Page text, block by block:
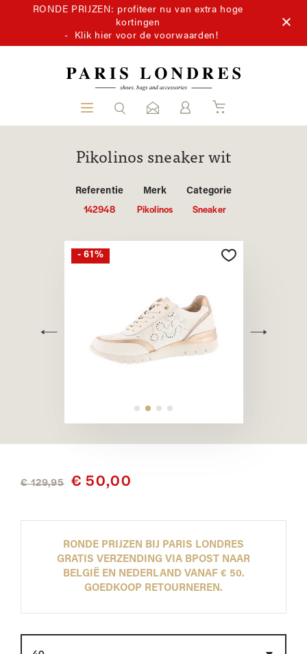
RONDE PRIJZEN: profiteer nu van extra hoge
kortingen
- Klik hier voor de voorwaarden!
Pikolinos sneaker wit
Referentie
142948
Merk
Pikolinos
Categorie
Sneaker
- 61%
€ 129,95 € 50,00
RONDE PRIJZEN BIJ PARIS LONDRES
GRATIS VERZENDING VIA BPOST NAAR
BELGIË EN NEDERLAND VANAF € 50.
GOEDKOOP RETOURNEREN.